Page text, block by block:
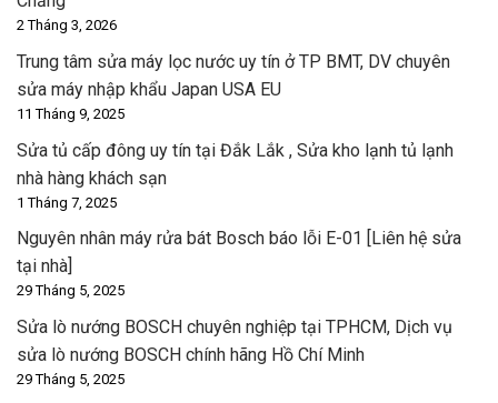
2 Tháng 3, 2026
Trung tâm sửa máy lọc nước uy tín ở TP BMT, DV chuyên
sửa máy nhập khẩu Japan USA EU
11 Tháng 9, 2025
Sửa tủ cấp đông uy tín tại Đắk Lắk , Sửa kho lạnh tủ lạnh
nhà hàng khách sạn
1 Tháng 7, 2025
Nguyên nhân máy rửa bát Bosch báo lỗi E-01 [Liên hệ sửa
tại nhà]
29 Tháng 5, 2025
Sửa lò nướng BOSCH chuyên nghiệp tại TPHCM, Dịch vụ
sửa lò nướng BOSCH chính hãng Hồ Chí Minh
29 Tháng 5, 2025